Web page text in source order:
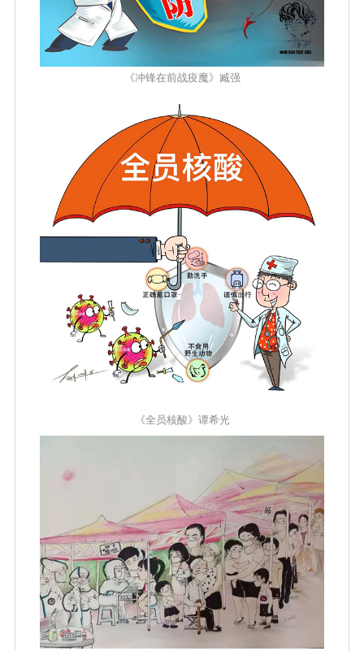
《冲锋在前战疫魔》臧强
《全员核酸》谭希光